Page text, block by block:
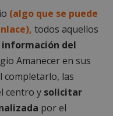
(algo que se puede
todos aquellos
del
Amanecer en sus
completarlo, las
centro y solicitar
por el